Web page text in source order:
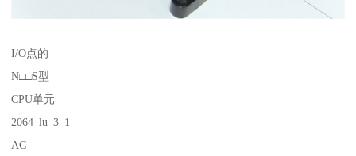
I/O点的
N□□S型
CPU单元
2064_lu_3_1
AC